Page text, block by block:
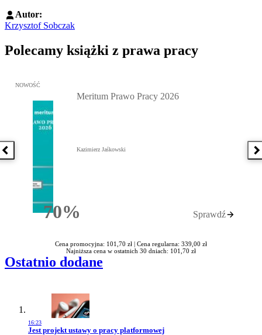
Autor:
Krzysztof Sobczak
Polecamy książki z prawa pracy
Poprzednia książka
Przejdź do: Meritum Prawo Pracy 2026, Kazimierz Jaśkowski -
NOWOŚĆ
70%Rabatu
Meritum Prawo Pracy 2026
Kazimierz Jaśkowski
Sprawdź
Cena promocyjna: 101,70 zł | Cena regularna: 339,00 zł
Najniższa cena w ostatnich 30 dniach: 101,70 zł
Ostatnio dodane
16:23
Przejdź do artykułu:
Jest projekt ustawy o pracy platformowej